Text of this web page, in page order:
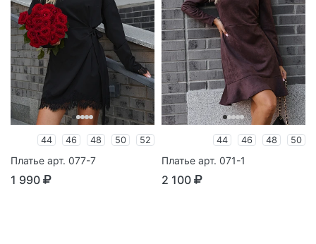
44 46 48 50 52
Платье арт. 077-7
1 990
44 46 48 50
Платье арт. 071-1
2 100